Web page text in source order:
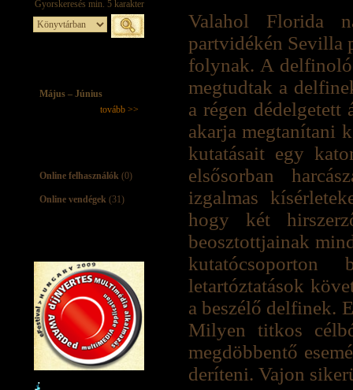
Május – Június
tovább >>
Online felhasználók (0)
Online vendégek (31)
Valahol Florida
partvidékén Sevilla
folynak. A
megtudtak a
a régen dédelgetett
akarja megtanítani
kutatásait egy
elsősorban
izgalmas
hogy két
beosztottjainak
letartóztatások
a beszélő delfinek.
Milyen titkos
megdöbbentő
deríteni. Vajon